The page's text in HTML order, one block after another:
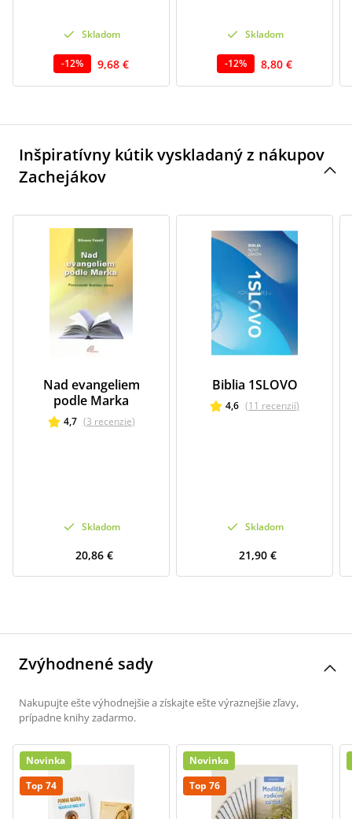
Skladom
-12% 9,68 €
Skladom
-12% 8,80 €
Inšpiratívny kútik vyskladaný z nákupov
Zachejákov
Nad evangeliem
podle Marka
4,7 (3 recenzie)
Skladom
20,86 €
Biblia 1SLOVO
4,6 (11 recenzií)
Skladom
21,90 €
Zvýhodnené sady
Nakupujte ešte výhodnejšie a získajte ešte výraznejšie zľavy,
prípadne knihy zadarmo.
Novinka
Top 74
Novinka
Top 76